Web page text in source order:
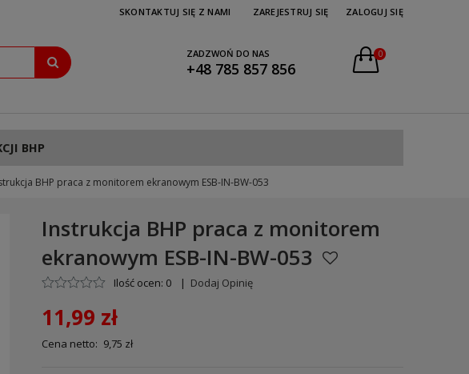
ZAREJESTRUJ SIĘ ZALOGUJ SIĘ
SKONTAKTUJ SIĘ Z NAMI
ZADZWOŃ DO NAS
+48 785 857 856
0
BHP
BHP praca z monitorem ekranowym ESB-IN-BW-053
Instrukcja BHP praca z monitorem
ekranowym ESB-IN-BW-053
Ilość ocen: 0 | Dodaj Opinię
11,99 zł
Cena netto: 9,75 zł